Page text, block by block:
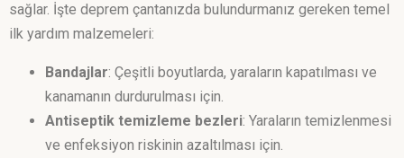
sağlar. İşte deprem çantanızda bulundurmanız gereken temel
ilk yardım malzemeleri:
Bandajlar: Çeşitli boyutlarda, yaraların kapatılması ve
kanamanın durdurulması için.
Antiseptik temizleme bezleri: Yaraların temizlenmesi
ve enfeksiyon riskinin azaltılması için.